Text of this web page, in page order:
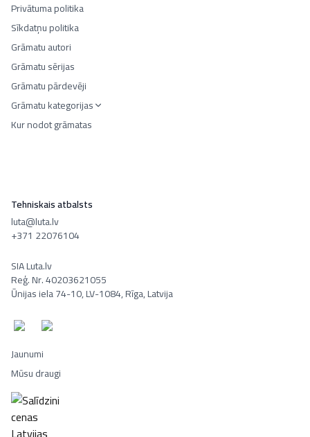
Privātuma politika
Sīkdatņu politika
Grāmatu autori
Grāmatu sērijas
Grāmatu pārdevēji
Grāmatu kategorijas
Kur nodot grāmatas
Tehniskais atbalsts
luta@luta.lv
+371 22076104
SIA Luta.lv
Reģ. Nr. 40203621055
Ūnijas iela 74-10, LV-1084, Rīga, Latvija
Jaunumi
Mūsu draugi